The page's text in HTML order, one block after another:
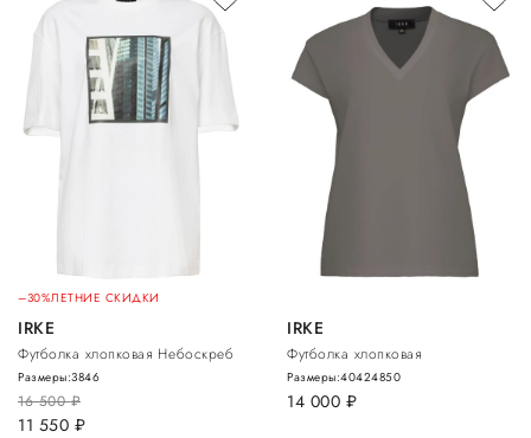
–30%ЛЕТНИЕ СКИДКИ
IRKE
Футболка хлопковая Небоскреб
16 500руб.
11 550 руб.
Размеры:3846
IRKE
Футболка хлопковая
14 000 руб.
Размеры:40424850